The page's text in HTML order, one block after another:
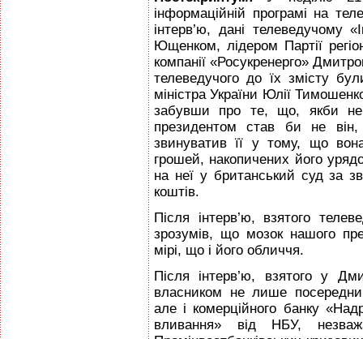
інформаційній програмі на
інтерв’ю, дані телеведучому
Ющенком, лідером Партії
компанії «Росукренерго»
телеведучого до їх змісту
міністра України Юлії
забувши про те, що, якби не
президентом став би не він,
звинуватив її у тому, що
грошей, накопичених його
на неї у британський суд за
коштів.
Після інтерв’ю, взятого
зрозумів, що мозок нашого
мірі, що і його обличчя.
Після інтерв’ю, взятого у
власником не лише
але і комерційного банку
вливання» від НБУ,